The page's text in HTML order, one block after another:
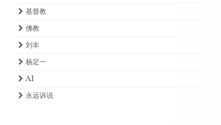
基督教
佛教
刘丰
杨定一
AI
永远诉说